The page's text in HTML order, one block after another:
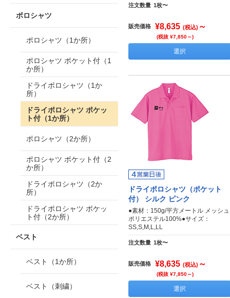
注文数量 1枚〜
販売価格 ¥8,635 (税込) ～
(税抜 ¥7,850～)
選択
ドライポロシャツ（ポケット
付） シルク ピンク
●素材：150g/平方メートル メッシュ
ポリエステル100%●サイズ：
SS,S,M,L,LL
注文数量 1枚〜
販売価格 ¥8,635 (税込) ～
(税抜 ¥7,850～)
選択
ポロシャツ
ポロシャツ（1か所）
ポロシャツ ポケット付（1
か所）
ドライポロシャツ（1か
所）
ドライポロシャツ ポケッ
ト付（1か所）
ポロシャツ（2か所）
ポロシャツ ポケット付（2
か所）
ドライポロシャツ（2か
所）
ドライポロシャツ ポケッ
ト付（2か所）
ベスト
ベスト（1か所）
ベスト（刺繍）